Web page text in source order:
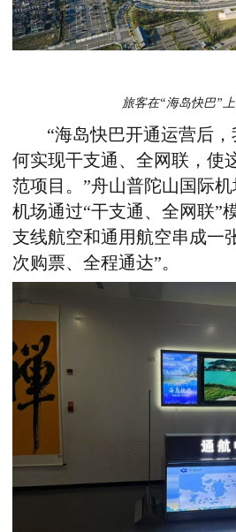
旅客在“海岛快巴”
“海岛快巴开通运营后
何实现干支通、全网联，使
范项目。”舟山普陀山国际机
机场通过“干支通、全网联”
支线航空和通用航空串成一
次购票、全程通达”。